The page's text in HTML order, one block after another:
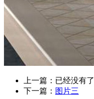
上一篇：已经没有了
下一篇： 图片三